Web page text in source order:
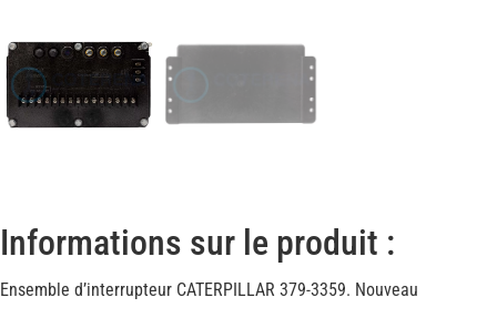
Informations sur le produit :
Ensemble d’interrupteur CATERPILLAR 379-3359. Nouveau